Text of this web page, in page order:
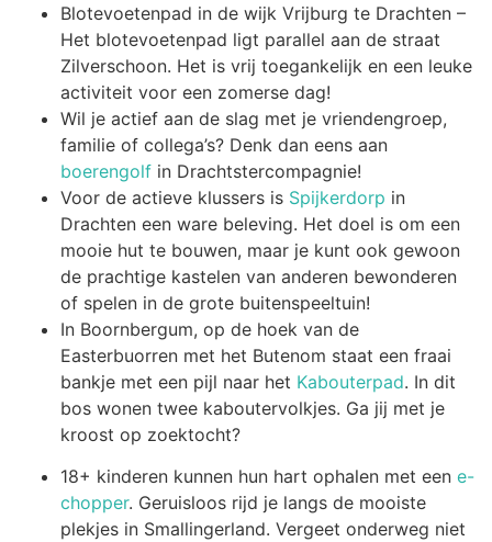
Blotevoetenpad in de wijk Vrijburg te Drachten –
Het blotevoetenpad ligt parallel aan de straat
Zilverschoon. Het is vrij toegankelijk en een leuke
activiteit voor een zomerse dag!
Wil je actief aan de slag met je vriendengroep,
familie of collega’s? Denk dan eens aan
boerengolf in Drachtstercompagnie!
Voor de actieve klussers is Spijkerdorp in
Drachten een ware beleving. Het doel is om een
mooie hut te bouwen, maar je kunt ook gewoon
de prachtige kastelen van anderen bewonderen
of spelen in de grote buitenspeeltuin!
In Boornbergum, op de hoek van de
Easterbuorren met het Butenom staat een fraai
bankje met een pijl naar het Kabouterpad. In dit
bos wonen twee kaboutervolkjes. Ga jij met je
kroost op zoektocht?
18+ kinderen kunnen hun hart ophalen met een e-
chopper. Geruisloos rijd je langs de mooiste
plekjes in Smallingerland. Vergeet onderweg niet